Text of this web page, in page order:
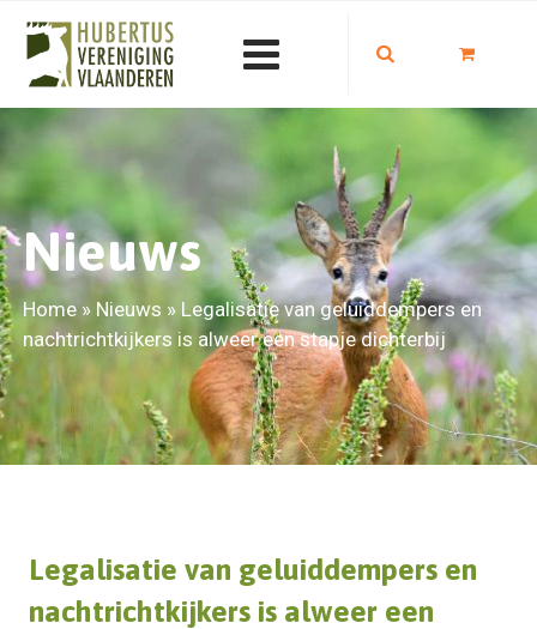
Nieuws
Home» Nieuws » Legalisatie van geluiddempers en
nachtrichtkijkers is alweer een stapje dichterbij
Legalisatie van geluiddempers en
nachtrichtkijkers is alweer een